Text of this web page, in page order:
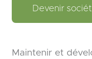
Devenir
Maintenir et